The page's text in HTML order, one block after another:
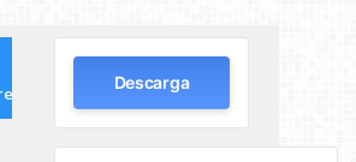
Descarga